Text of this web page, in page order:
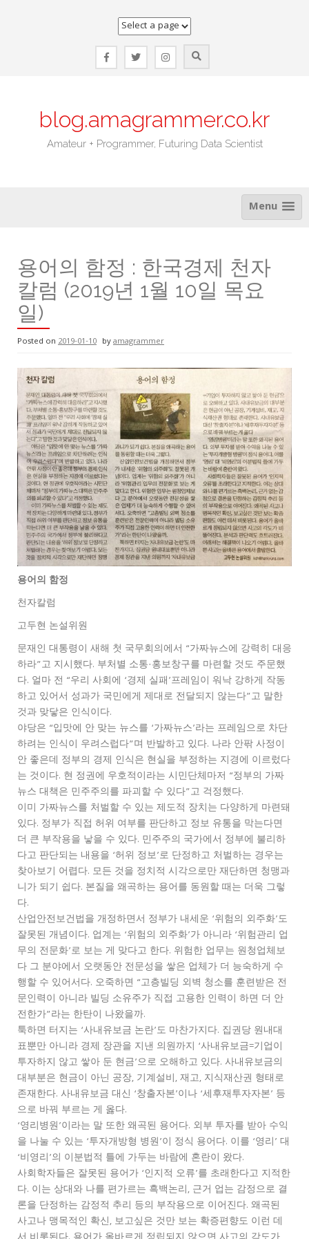
blog.amagrammer.co.kr
Amateur + Programmer, Futuring Data Scientist
Menu
용어의 함정 : 한국경제 천자
칼럼 (2019년 1월 10일 목요
일)
Posted on 2019-01-10 byamagrammer
용어의 함정
천자칼럼
고두현 논설위원
문재인 대통령이 새해 첫 국무회의에서 “가짜뉴스에 강력히 대응
하라”고 지시했다. 부처별 소통·홍보창구를 마련할 것도 주문했
다. 얼마 전 “우리 사회에 ‘경제 실패’프레임이 워낙 강하게 작동
하고 있어서 성과가 국민에게 제대로 전달되지 않는다”고 말한
것과 맞닿은 인식이다.
야당은 “입맛에 안 맞는 뉴스를 ‘가짜뉴스’라는 프레임으로 차단
하려는 인식이 우려스럽다”며 반발하고 있다. 나라 안팎 사정이
안 좋은데 정부의 경제 인식은 현실을 부정하는 지경에 이르렀다
는 것이다. 현 정권에 우호적이라는 시민단체마저 “정부의 가짜
뉴스 대책은 민주주의를 파괴할 수 있다”고 걱정했다.
이미 가짜뉴스를 처벌할 수 있는 제도적 장치는 다양하게 마련돼
있다. 정부가 직접 허위 여부를 판단하고 정보 유통을 막는다면
더 큰 부작용을 낳을 수 있다. 민주주의 국가에서 정부에 불리하
다고 판단되는 내용을 ‘허위 정보’로 단정하고 처벌하는 경우는
찾아보기 어렵다. 모든 것을 정치적 시각으로만 재단하면 청맹과
니가 되기 쉽다. 본질을 왜곡하는 용어를 동원할 때는 더욱 그렇
다.
산업안전보건법을 개정하면서 정부가 내세운 ‘위험의 외주화’도
잘못된 개념이다. 업계는 ‘위험의 외주화’가 아니라 ‘위험관리 업
무의 전문화’로 보는 게 맞다고 한다. 위험한 업무는 원청업체보
다 그 분야에서 오랫동안 전문성을 쌓은 업체가 더 능숙하게 수
행할 수 있어서다. 오죽하면 “고층빌딩 외벽 청소를 훈련받은 전
문인력이 아니라 빌딩 소유주가 직접 고용한 인력이 하면 더 안
전한가”라는 한탄이 나왔을까.
툭하면 터지는 ‘사내유보금 논란’도 마찬가지다. 집권당 원내대
표뿐만 아니라 경제 장관을 지낸 의원까지 ‘사내유보금=기업이
투자하지 않고 쌓아 둔 현금’으로 오해하고 있다. 사내유보금의
대부분은 현금이 아닌 공장, 기계설비, 재고, 지식재산권 형태로
존재한다. 사내유보금 대신 ‘창출자본’이나 ‘세후재투자자본’ 등
으로 바꿔 부르는 게 옳다.
‘영리병원’이라는 말 또한 왜곡된 용어다. 외부 투자를 받아 수익
을 나눌 수 있는 ‘투자개방형 병원’이 정식 용어다. 이를 ‘영리’ 대
‘비영리’의 이분법적 틀에 가두는 바람에 혼란이 왔다.
사회학자들은 잘못된 용어가 ‘인지적 오류’를 초래한다고 지적한
다. 이는 상대와 나를 편가르는 흑백논리, 근거 업는 감정으로 결
론을 단정하는 감정적 추리 등의 부작용으로 이어진다. 왜곡된
사고나 맹목적인 확신, 보고싶은 것만 보는 확증편향도 이런 데